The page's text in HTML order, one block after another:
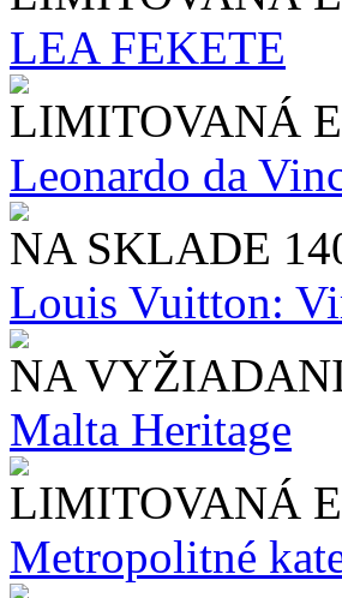
LEA FEKETE
LIMITOVANÁ
Leonardo da
NA SKLADE
Louis Vuitton:
NA
Malta Heritage
LIMITOVANÁ
Metropolitné